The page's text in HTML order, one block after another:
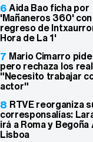
6Aida Bao ficha por
'Mañaneros 360'
regreso de
Hora de La 1'
7 Mario Cimarro
pero rechaza los
"Necesito trabajar
actor"
8 RTVE reorganiza
corresponsalías:
irá a Roma y
Lisboa